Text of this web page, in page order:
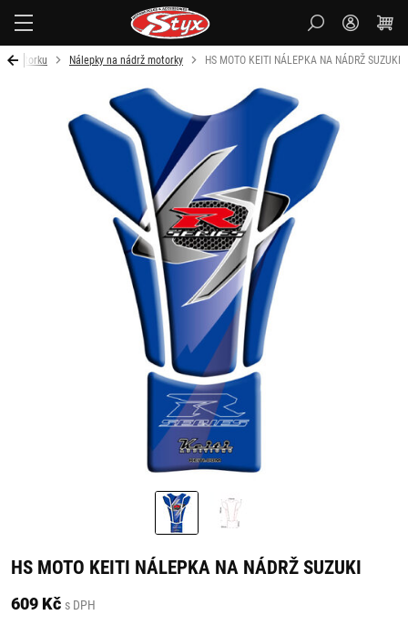
motorku Nálepky na nádrž motorky HS MOTO KEITI NÁLEPKA NA NÁDRŽ SUZUKI
HS MOTO KEITI NÁLEPKA NA NÁDRŽ SUZUKI
609 Kč s DPH